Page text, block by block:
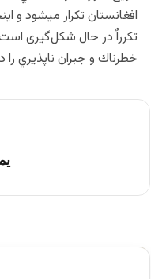
افغانستان تكرار ميشود و
تكرراٌ در حال شكل‌گيری
خطرناك و جبران ناپذيري